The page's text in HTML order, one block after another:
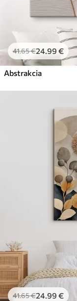
41.65€24.99 €
Abstrakcia
41.65€24.99 €